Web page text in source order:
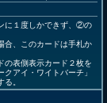
に１度しかできず、②の
合、このカードは手札か
表側表示カード２枚を
アイ・ワイトバーチ」
。